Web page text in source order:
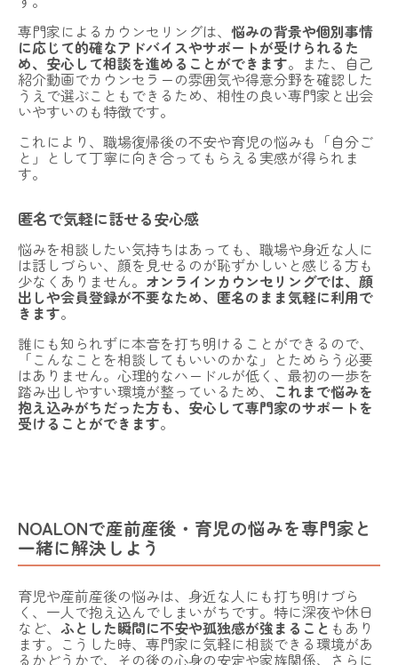
専門家によるカウンセリングは、 悩みの背景や個別事情
に応じて的確なアドバイスやサポートが受けられるた
め、安心して相談を進めることができます。また、自己
紹介動画でカウンセラーの雰囲気や得意分野を確認した
うえで選ぶこともできるため、相性の良い専門家と出会
いやすいのも特徴です。
これにより、職場復帰後の不安や育児の悩みも「自分ご
と」として丁寧に向き合ってもらえる実感が得られま
す。
匿名で気軽に話せる安心感
悩みを相談したい気持ちはあっても、職場や身近な人に
は話しづらい、顔を見せるのが恥ずかしいと感じる方も
少なくありません。 オンラインカウンセリングでは、顔
出しや会員登録が不要なため、匿名のまま気軽に利用で
きます。
誰にも知られずに本音を打ち明けることができるので、
「こんなことを相談してもいいのかな」とためらう必要
はありません。心理的なハードルが低く、最初の一歩を
踏み出しやすい環境が整っているため、 これまで悩みを
抱え込みがちだった方も、安心して専門家のサポートを
受けることができます。
NOALONで産前産後・育児の悩みを専門家と
一緒に解決しよう
育児や産前産後の悩みは、身近な人にも打ち明けづら
く、一人で抱え込んでしまいがちです。特に深夜や休日
など、 ふとした瞬間に不安や孤独感が強まること もあり
ます。こうした時、専門家に気軽に相談できる環境があ
るかどうかで、その後の心身の安定や家族関係、さらに